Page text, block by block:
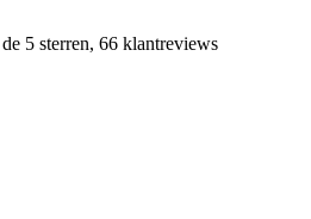
5 sterren, 66 klantreviews